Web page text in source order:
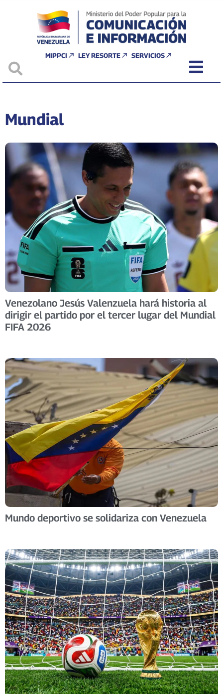
MIPPCI LEY RESORTE SERVICIOS
Mundial
Venezolano Jesús Valenzuela hará historia al
dirigir el partido por el tercer lugar del Mundial
FIFA 2026 ​
Mundo deportivo se solidariza con Venezuela